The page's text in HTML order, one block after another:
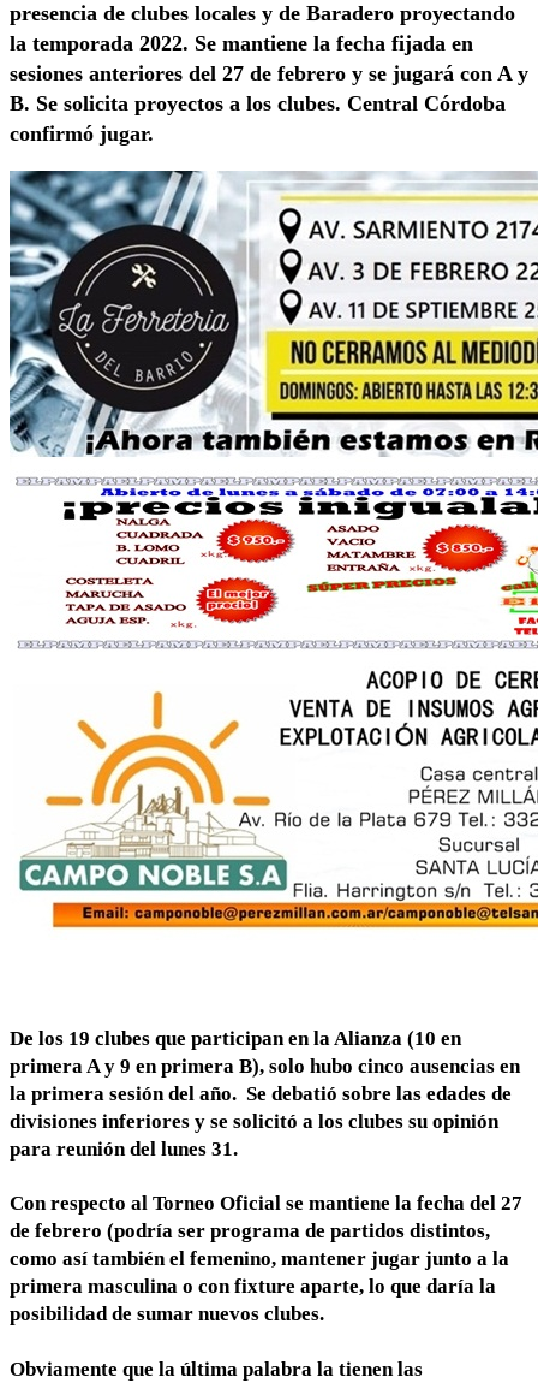
presencia de clubes locales y de Baradero proyectando
la temporada 2022. Se mantiene la fecha fijada en
sesiones anteriores del 27 de febrero y se jugará con A y
B. Se solicita proyectos a los clubes. Central Córdoba
confirmó jugar.
De los 19 clubes que participan en la Alianza (10 en
primera A y 9 en primera B), solo hubo cinco ausencias en
la primera sesión del año. Se debatió sobre las edades de
divisiones inferiores y se solicitó a los clubes su opinión
para reunión del lunes 31.
Con respecto al Torneo Oficial se mantiene la fecha del 27
de febrero (podría ser programa de partidos distintos,
como así también el femenino, mantener jugar junto a la
primera masculina o con fixture aparte, lo que daría la
posibilidad de sumar nuevos clubes.
Obviamente que la última palabra la tienen las